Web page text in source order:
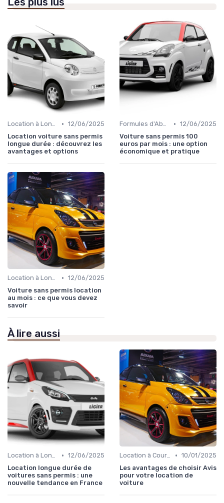
Location à Long Terme • 12/06/2025
Location voiture sans permis
longue durée : découvrez les
avantages et options
Formules d'Abonnement • 12/06/2025
Voiture sans permis 100
euros par mois : une option
économique et pratique
Location à Long Terme • 12/06/2025
Voiture sans permis location
au mois : ce que vous devez
savoir
À lire aussi
Location à Long Terme • 12/06/2025
Location longue durée de
voitures sans permis : une
nouvelle tendance en France
Location à Court Terme • 10/01/2025
Les avantages de choisir Avis
pour votre location de
voiture